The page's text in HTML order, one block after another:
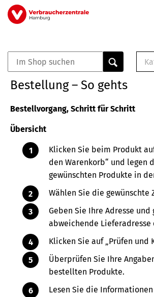
Direkt
zum
0
Elemente
Bestellung – So gehts
Bestellvorgang, Schritt für Schritt
Übersicht
Klicken Sie beim Produkt
den Warenkorb“ und legen
gewünschten Produkte in
Wählen Sie die gewünschte
Geben Sie Ihre Adresse und
abweichende Lieferadresse
Klicken Sie auf „Prüfen und
Überprüfen Sie Ihre
bestellten Produkte.
Lesen Sie die Informationen